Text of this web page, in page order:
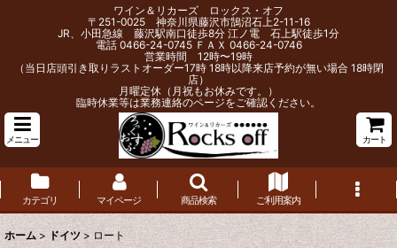
ワイン＆リカーズ ロックス・オフ
〒251-0025 神奈川県藤沢市鵠沼石上2-11-16
JR、小田急線 藤沢駅南口徒歩8分 江ノ電 石上駅徒歩1分
電話 0466-24-0745 ＦＡＸ 0466-24-0746
営業時間 12時〜19時
（当日店頭引き取りラストオーダー17時 18時以降来店予約が無い場合 18時閉
店）
月曜定休（月祝もお休みです。）
臨時休業等は業務連絡のページをご確認ください。
メニュー カート
カテゴリ マイページ 商品検索 ご利用案内
ホーム > ドイツ > ロート